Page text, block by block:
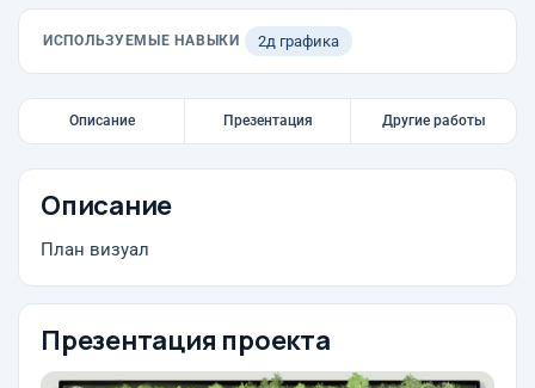
ИСПОЛЬЗУЕМЫЕ НАВЫКИ 2д графика
Описание Презентация Другие работы
Описание
План визуал
Презентация проекта